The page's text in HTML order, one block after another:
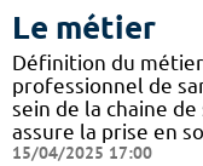
Le métier
Définition du métier
professionnel de
sein de la chaine
assure la prise en
15/04/2025 17:00